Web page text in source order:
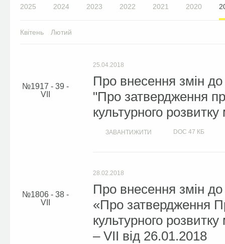
2025 2024 2023 2022 2021 2020
Квітень Лютий
1917 - 39 -
VІІ
25.04.2018
Про внесення змін до
"Про затвердження
культурного
ЗАВАНТИЖИТИ DOC 47 КБ
1806 - 38 -
VІІ
28.02.2018
Про внесення змін до
«Про затвердження
культурного
– VIІ від 26.01.2018